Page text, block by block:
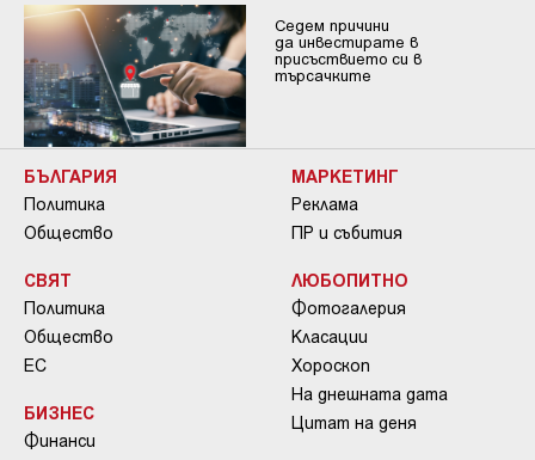
Седем причини
да инвестирате в
присъствието си в
търсачките
БЪЛГАРИЯ
Политика
Общество
СВЯТ
Политика
Общество
ЕС
БИЗНЕС
Финанси
МАРКЕТИНГ
Реклама
ПР и събития
ЛЮБОПИТНО
Фотогалерия
Класации
Хороскоп
На днешната дата
Цитат на деня